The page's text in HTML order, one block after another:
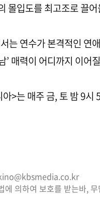
몰입도를 최고조로 끌
는 연수가 본격적인 연
’ 매력이 어디까지 이어
>는 매주 금, 토 밤 9시
의하여 보호를 받는바,